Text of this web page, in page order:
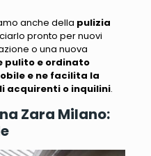
anche della pulizia
pronto per nuovi
o una nuova
pulito e ordinato
e ne facilita la
acquirenti o inquilini.
Zara Milano: